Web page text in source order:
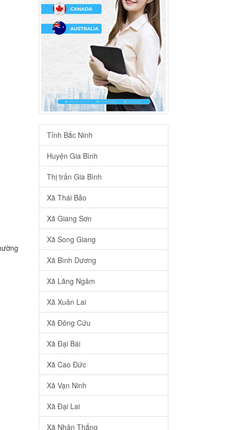
Tỉnh Bắc Ninh
Huyện Gia Bình
Thị trấn Gia Bình
Xã Thái Bảo
Xã Giang Sơn
Xã Song Giang
Xã Bình Dương
Xã Lãng Ngâm
Xã Xuân Lai
Xã Đông Cứu
Xã Đại Bái
Xã Cao Đức
Xã Vạn Ninh
Xã Đại Lai
Xã Nhân Thắng